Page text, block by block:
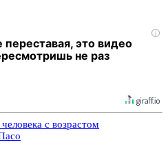
i
переставая, это видео
не раз
с возрастом